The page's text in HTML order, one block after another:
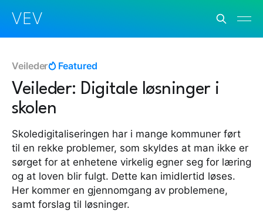
VEV
Veileder Featured
Veileder: Digitale løsninger i
skolen
Skoledigitaliseringen har i mange kommuner ført
til en rekke problemer, som skyldes at man ikke er
sørget for at enhetene virkelig egner seg for læring
og at loven blir fulgt. Dette kan imidlertid løses.
Her kommer en gjennomgang av problemene,
samt forslag til løsninger.